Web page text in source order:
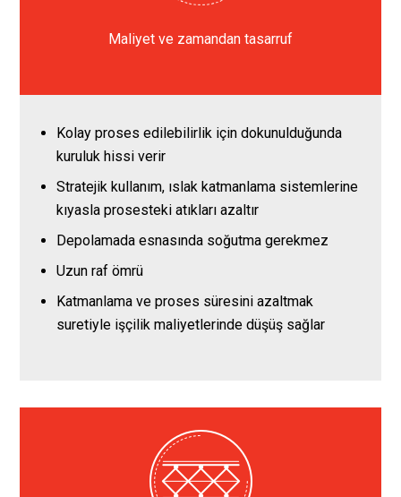
Maliyet ve zamandan tasarruf
Kolay proses edilebilirlik için dokunulduğunda
kuruluk hissi verir
Stratejik kullanım, ıslak katmanlama sistemlerine
kıyasla prosesteki atıkları azaltır
Depolamada esnasında soğutma gerekmez
Uzun raf ömrü
Katmanlama ve proses süresini azaltmak
suretiyle işçilik maliyetlerinde düşüş sağlar